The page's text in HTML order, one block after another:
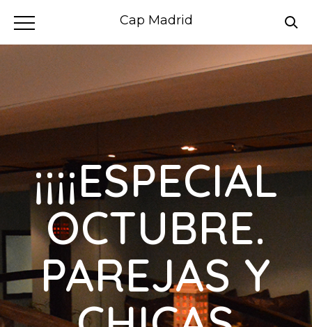
Cap Madrid
¡¡¡¡ESPECIAL
OCTUBRE.
PAREJAS Y